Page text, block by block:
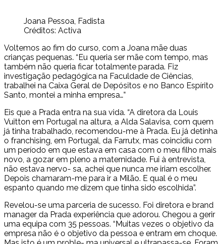
Joana Pessoa, Fadista
Créditos: Activa
Voltemos ao fim do curso, com a Joana mãe duas
crianças pequenas. “Eu queria ser mãe com tempo, mas
também não queria ficar totalmente parada. Fiz
investigação pedagógica na Faculdade de Ciências,
trabalhei na Caixa Geral de Depósitos e no Banco Espírito
Santo, montei a minha empresa…”
Eis que a Prada entra na sua vida. “A diretora da Louis
Vuitton em Portugal na altura, a Alda Salavisa, com quem
já tinha trabalhado, recomendou-me à Prada. Eu já detinha
o franchising, em Portugal, da Farrutx, mas coincidiu com
um período em que estava em casa com o meu filho mais
novo, a gozar em pleno a maternidade. Fui à entrevista,
não estava nervo- sa, achei que nunca me iriam escolher.
Depois chamaram-me para ir a Milão. E qual é o meu
espanto quando me dizem que tinha sido escolhida”.
Revelou-se uma parceria de sucesso. Foi diretora e brand
manager da Prada experiência que adorou. Chegou a gerir
uma equipa com 35 pessoas. “Muitas vezes o objetivo da
empresa não é o objetivo da pessoa e entram em choque.